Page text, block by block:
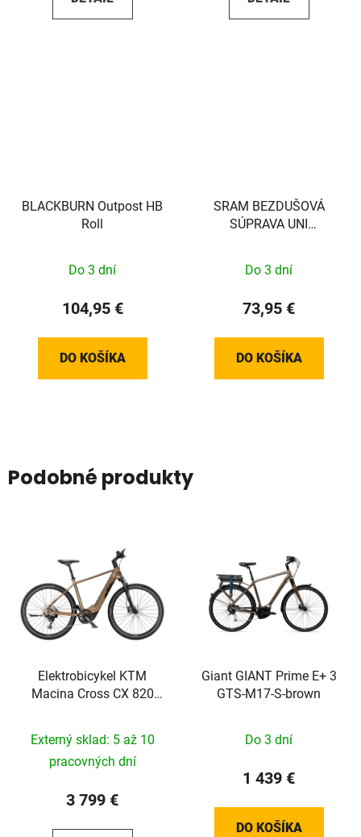
BLACKBURN Outpost HB
Roll
Do 3 dní
104,95 €
DO KOŠÍKA
SRAM BEZDUŠOVÁ
SÚPRAVA UNI
Do 3 dní
73,95 €
DO KOŠÍKA
Podobné produkty
Elektrobicykel KTM
Macina Cross CX 820
Externý sklad: 5 až 10
pracovných dní
3 799 €
Giant GIANT Prime E+ 3
GTS-M17-S-brown
Do 3 dní
1 439 €
DO KOŠÍKA